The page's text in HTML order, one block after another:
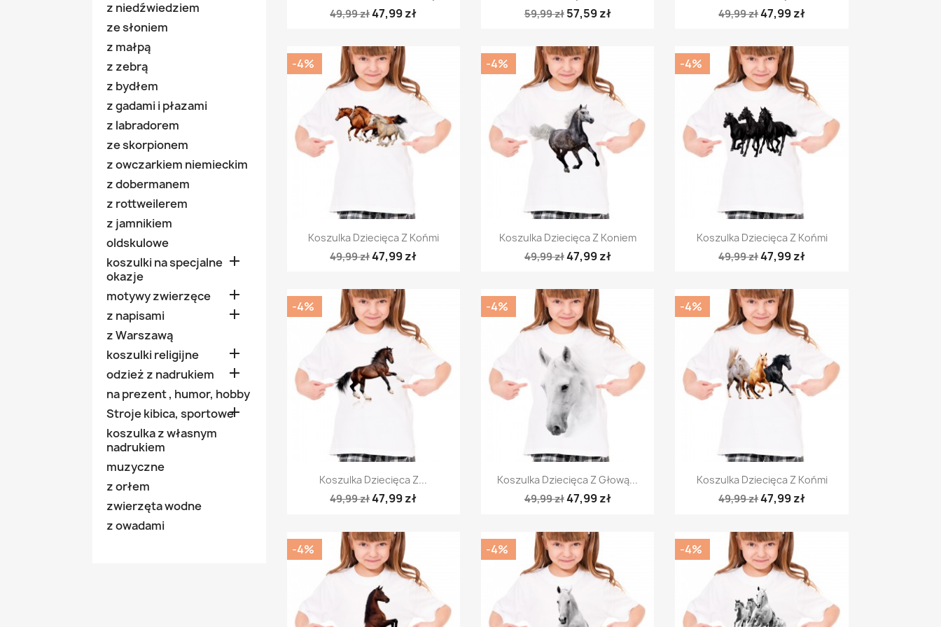
z niedźwiedziem
ze słoniem
z małpą
z zebrą
z bydłem
z gadami i płazami
z labradorem
ze skorpionem
z owczarkiem niemieckim
z dobermanem
z rottweilerem
z jamnikiem
oldskulowe
koszulki na specjalne
okazje

motywy zwierzęce 
z napisami 
z Warszawą
koszulki religijne

odzież z nadrukiem 
na prezent , humor, hobby
Stroje kibica, sportowe
koszulka z własnym
nadrukiem
muzyczne
z orłem
zwierzęta wodne
z owadami
49,99 zł47,99 zł
59,99 zł 57,59 zł
49,99 zł47,99 zł
Szybki podgląd
Koszulka Dziecięca Z Końmi
49,99 zł47,99 zł
-4%
Szybki podgląd
Koszulka Dziecięca Z Koniem
49,99 zł47,99 zł
-4%
Szybki podgląd
Koszulka Dziecięca Z Końmi
49,99 zł47,99 zł
-4%
Szybki podgląd
Koszulka Dziecięca Z...
49,99 zł47,99 zł
-4%
Szybki podgląd
Koszulka Dziecięca Z Głową...
49,99 zł47,99 zł
-4%
Szybki podgląd
Koszulka Dziecięca Z Końmi
49,99 zł47,99 zł
-4%
-4% -4% -4%